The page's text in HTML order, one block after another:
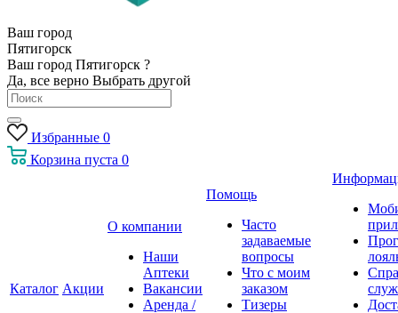
Ваш город
Пятигорск
Ваш город Пятигорск ?
Да, все верно Выбрать другой
Избранные 0
Корзина пуста 0
Каталог Акции
О компании
Наши
Аптеки
Вакансии
Аренда /
Помощь
Часто
задаваемые
вопросы
Что с моим
заказом
Тизеры